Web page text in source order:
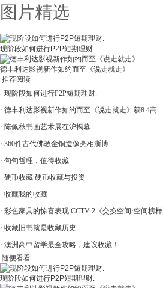
图片精选
现阶段如何进行P2P短期理财.
德丰利达影视新作如约而至《说走就走》
推荐阅读
· 现阶段如何进行P2P短期理财.
· 德丰利达影视新作如约而至《说走就走》获8.4高
· 陈佩秋书画艺术展在沪揭幕
· 360件古代佛教金铜造像亮相浙博
· 句句哲理，值得收藏
· 硬币收藏 硬币收藏与投资
· 收藏我的收藏
· 彩色家具的惊喜表现 CCTV-2《交换空间·空间榜样
· 收藏旧书就是收藏历史
· 澳洲高中留学最全攻略，建议收藏！
随便看看
现阶段如何进行P2P短期理财.